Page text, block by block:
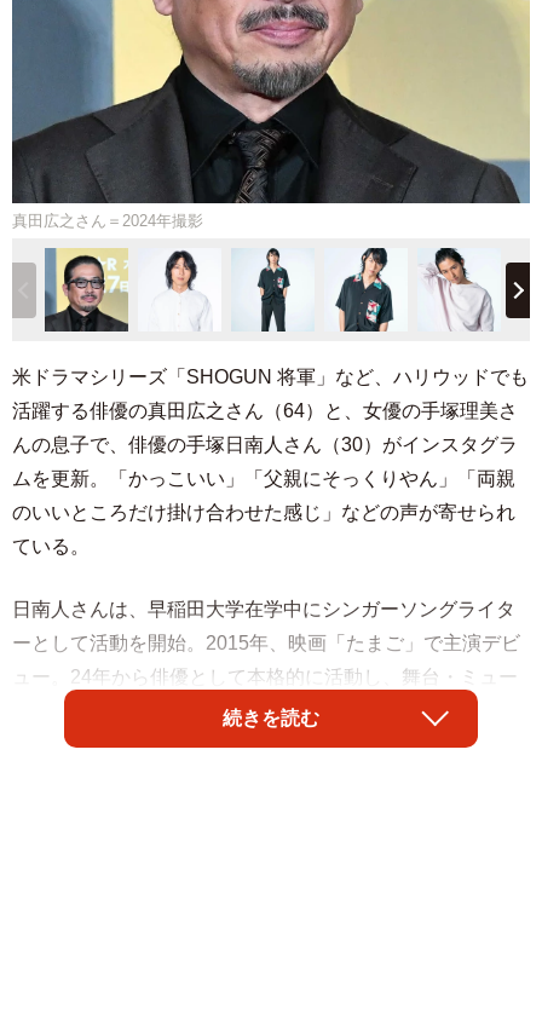
真田広之さん＝2024年撮影
米ドラマシリーズ「SHOGUN 将軍」など、ハリウッドでも
活躍する俳優の真田広之さん（64）と、女優の手塚理美さ
んの息子で、俳優の手塚日南人さん（30）がインスタグラ
ムを更新。「かっこいい」「父親にそっくりやん」「両親
のいいところだけ掛け合わせた感じ」などの声が寄せられ
ている。
日南人さんは、早稲田大学在学中にシンガーソングライタ
ーとして活動を開始。2015年、映画「たまご」で主演デビ
ュー。24年から俳優として本格的に活動し、舞台・ミュー
ジカル・映像などで経験を重ねた。主な出演作に、富良野
GROUP公演「悲別2023」、ミュージカル座
続きを読む